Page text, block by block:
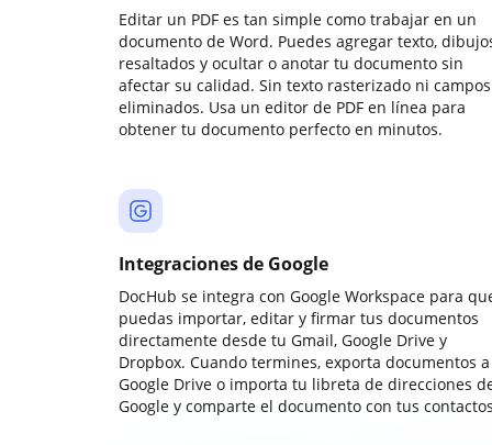
Editar un PDF es tan simple como trabajar en un
documento de Word. Puedes agregar texto,
resaltados y ocultar o anotar tu documento sin
afectar su calidad. Sin texto rasterizado ni campos
eliminados. Usa un editor de PDF en línea para
obtener tu documento perfecto en minutos.
Integraciones de Google
DocHub se integra con Google Workspace para
puedas importar, editar y firmar tus documentos
directamente desde tu Gmail, Google Drive y
Dropbox. Cuando termines, exporta documentos a
Google Drive o importa tu libreta de direcciones
Google y comparte el documento con tus